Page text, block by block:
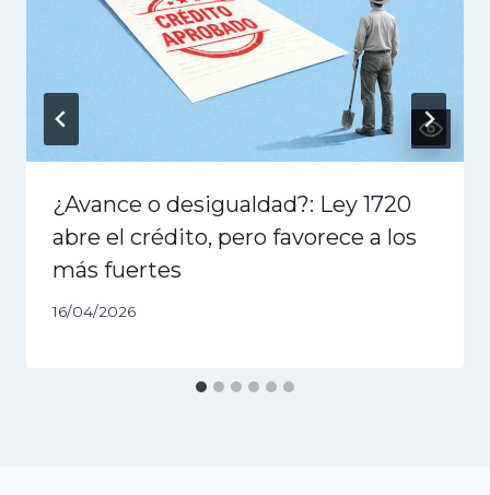
¿Avance o desigualdad?: Ley 1720
abre el crédito, pero favorece a los
más fuertes
16/04/2026